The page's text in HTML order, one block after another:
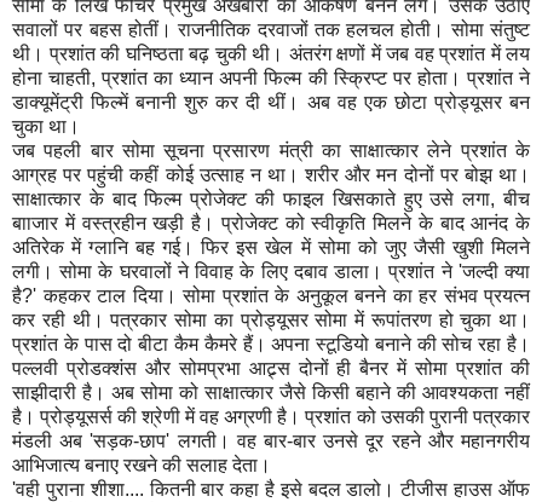
सोमा के लिखे फीचर प्रमुख अखबारों का आकर्षण बनने लगे। उसके उठाए
सवालों पर बहस होतीं। राजनीतिक दरवाजों तक हलचल होती। सोमा संतुष्ट
थी। प्रशांत की घनिष्ठता बढ़ चुकी थी। अंतरंग क्षणों में जब वह प्रशांत में लय
होना चाहती, प्रशांत का ध्यान अपनी फिल्म की स्क्रिप्ट पर होता। प्रशांत ने
डाक्यूमेंट्री फिल्में बनानी शुरु कर दी थीं। अब वह एक छोटा प्रोड्यूसर बन
चुका था।
जब पहली बार सोमा सूचना प्रसारण मंत्री का साक्षात्कार लेने प्रशांत के
आग्रह पर पहुंची कहीं कोई उत्साह न था। शरीर और मन दोनों पर बोझ था।
साक्षात्कार के बाद फिल्म प्रोजेक्ट की फाइल खिसकाते हुए उसे लगा, बीच
बााजार में वस्त्रहीन खड़ी है। प्रोजेक्ट को स्वीकृति मिलने के बाद आनंद के
अतिरेक में ग्लानि बह गई। फिर इस खेल में सोमा को जुए जैसी खुशी मिलने
लगी। सोमा के घरवालों ने विवाह के लिए दबाव डाला। प्रशांत ने 'जल्दी क्या
है?' कहकर टाल दिया। सोमा प्रशांत के अनुकूल बनने का हर संभव प्रयत्न
कर रही थी। पत्रकार सोमा का प्रोड्यूसर सोमा में रूपांतरण हो चुका था।
प्रशांत के पास दो बीटा कैम कैमरे हैं। अपना स्टूडियो बनाने की सोच रहा है।
पल्लवी प्रोडक्शंस और सोमप्रभा आट्र्स दोनों ही बैनर में सोमा प्रशांत की
साझीदारी है। अब सोमा को साक्षात्कार जैसे किसी बहाने की आवश्यकता नहीं
है। प्रोड्यूसर्स की श्रेणी में वह अग्रणी है। प्रशांत को उसकी पुरानी पत्रकार
मंडली अब 'सड़क-छाप' लगती। वह बार-बार उनसे दूर रहने और महानगरीय
आभिजात्य बनाए रखने की सलाह देता।
'वही पुराना शीशा.... कितनी बार कहा है इसे बदल डालो। टीजीस हाउस ऑफ